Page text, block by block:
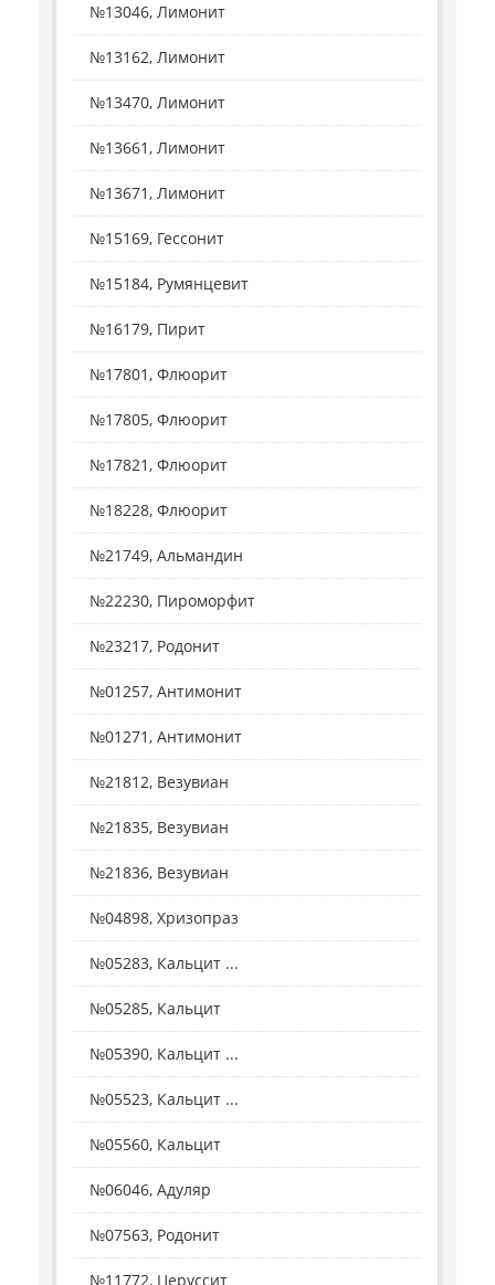
№13046, Лимонит
№13162, Лимонит
№13470, Лимонит
№13661, Лимонит
№13671, Лимонит
№15169, Гессонит
№15184, Румянцевит
№16179, Пирит
№17801, Флюорит
№17805, Флюорит
№17821, Флюорит
№18228, Флюорит
№21749, Альмандин
№22230, Пироморфит
№23217, Родонит
№01257, Антимонит
№01271, Антимонит
№21812, Везувиан
№21835, Везувиан
№21836, Везувиан
№04898, Хризопраз
№05283, Кальцит ...
№05285, Кальцит
№05390, Кальцит ...
№05523, Кальцит ...
№05560, Кальцит
№06046, Адуляр
№07563, Родонит
№11772, Церуссит